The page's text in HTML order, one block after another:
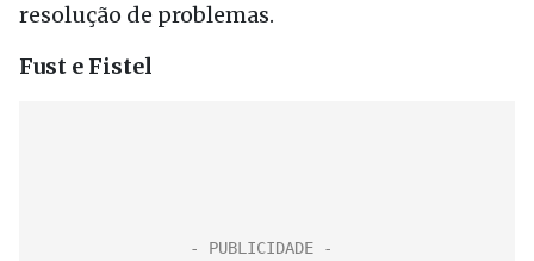
resolução de problemas.
Fust e Fistel